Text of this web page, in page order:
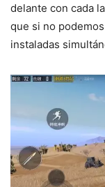
delante con cada
que si no
instaladas